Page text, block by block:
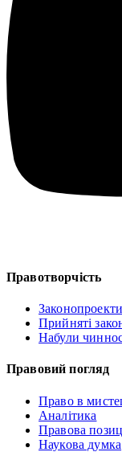
Правотворчість
Прийняті
Набули
Правовий погляд
Право в
Аналітика
Правова
Наукова думка